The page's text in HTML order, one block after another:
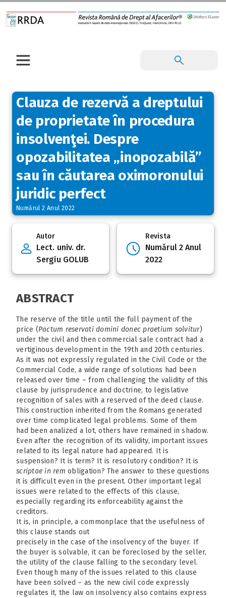
Clauza de rezervă a dreptului
de proprietate în procedura
insolvenţei. Despre
opozabilitatea „inopozabilă”
sau în căutarea oximoronului
juridic perfect
Numărul 2 Anul 2022
Autor
Lect. univ. dr.
Sergiu GOLUB
Revista
Numărul 2 Anul
2022
ABSTRACT
The reserve of the title until the full payment of the
price (Pactum reservati domini donec praetium solvitur)
under the civil and then commercial sale contract had a
vertiginous development in the 19th and 20th centuries.
As it was not expressly regulated in the Civil Code or the
Commercial Code, a wide range of solutions had been
released over time – from challenging the validity of this
clause by jurisprudence and doctrine, to legislative
recognition of sales with a reserved of the deed clause.
This construction inherited from the Romans generated
over time complicated legal problems. Some of them
had been analized a lot, others have remained in shadow.
Even after the recognition of its validity, important issues
related to its legal nature had appeared. It is
suspension? It is term? It is resolutory condition? It is
scriptae in rem obligation? The answer to these questions
it is difficult even in the present. Other important legal
issues were related to the effects of this clause,
especially regarding its enforceability against the
creditors.
It is, in principle, a commonplace that the usefulness of
this clause stands out
precisely in the case of the insolvency of the buyer. If
the buyer is solvable, it can be foreclosed by the seller,
the utility of the clause falling to the secondary level.
Even though many of the issues related to this clause
have been solved – as the new civil code expressly
regulates it, the law on insolvency also contains express